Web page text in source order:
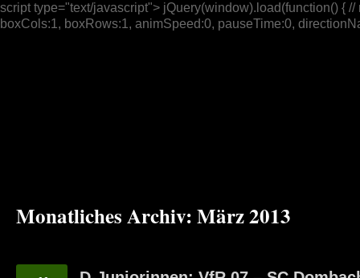
script type="text/javascript"> jQuery(window).load(function() {
boxCols:1, boxRows:1, animSpeed:0, pauseTime:0,
Monatliches Archiv:März 2013